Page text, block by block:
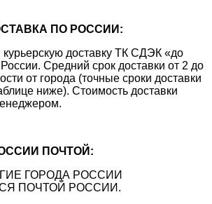
ПО РОССИИ:
доставку ТК СДЭК «до
Средний срок доставки от 2 до
от города (точные сроки доставки
ниже). Стоимость доставки
ПОЧТОЙ:
ГОРОДА РОССИИ
ПОЧТОЙ РОССИИ.